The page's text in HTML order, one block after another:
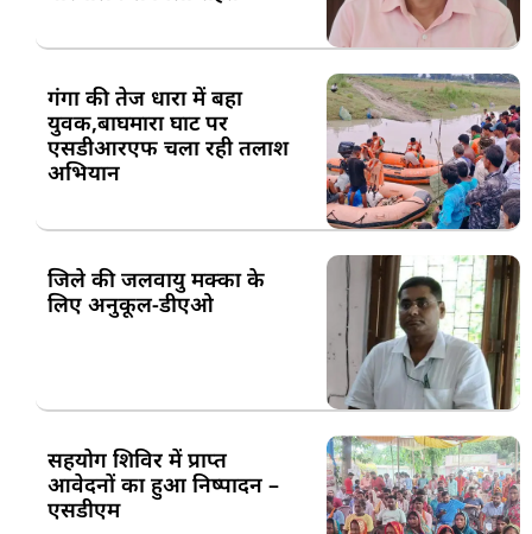
गंगा की तेज धारा में बहा
युवक,बाघमारा घाट पर
एसडीआरएफ चला रही तलाश
अभियान
जिले की जलवायु मक्का के
लिए अनुकूल-डीएओ
सहयोग शिविर में प्राप्त
आवेदनों का हुआ निष्पादन –
एसडीएम